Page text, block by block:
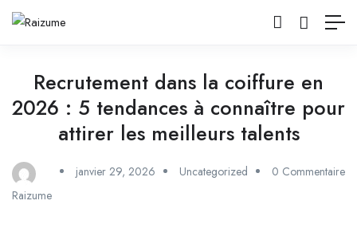
Recrutement dans la coiffure en
2026 : 5 tendances à connaître pour
attirer les meilleurs talents
Raizume
janvier 29, 2026 Uncategorized 0 Commentaire